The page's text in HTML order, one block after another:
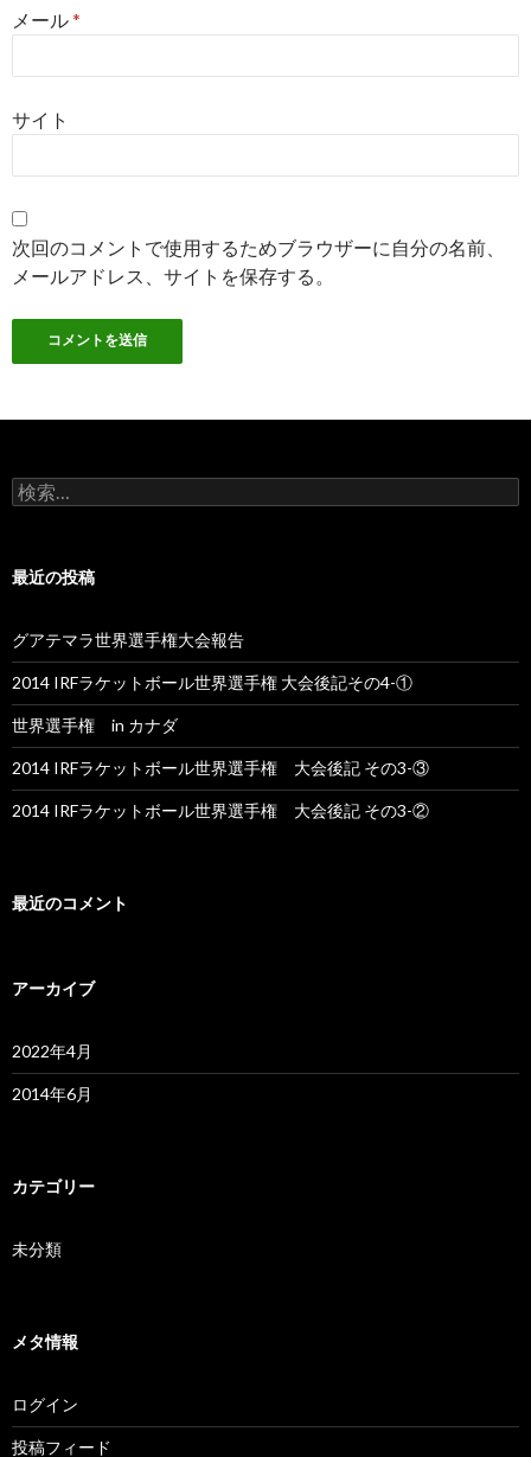
メール*
サイト
次回のコメントで使用するためブラウザーに自分の名前、
メールアドレス、サイトを保存する。
検
索:
最近の投稿
グアテマラ世界選手権大会報告
2014 IRFラケットボール世界選手権 大会後記その4-①
世界選手権 in カナダ
2014 IRFラケットボール世界選手権 大会後記 その3-③
2014 IRFラケットボール世界選手権 大会後記 その3-②
最近のコメント
アーカイブ
2022年4月
2014年6月
カテゴリー
未分類
メタ情報
ログイン
投稿フィード